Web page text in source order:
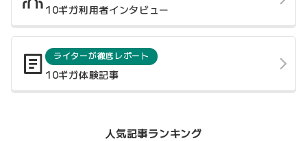
10ギガ利用者インタビュー
ライターが徹底レポート
10ギガ体験記事
人気記事ランキング